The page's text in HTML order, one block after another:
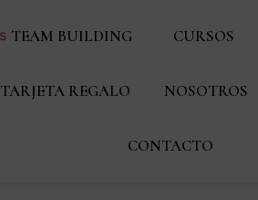
TEAM BUILDING CURSOS
TARJETA REGALO NOSOTROS
CONTACTO